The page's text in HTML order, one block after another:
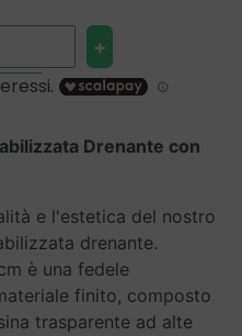
+
Drenante con
e l'estetica del nostro
drenante.
è una fedele
finito, composto
trasparente ad alte